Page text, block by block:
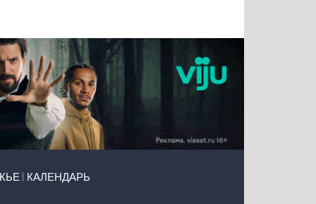
КАЛЕНДАРЬ